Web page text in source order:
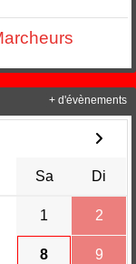
Sa Di
1 2
8 9
+ d'évènements